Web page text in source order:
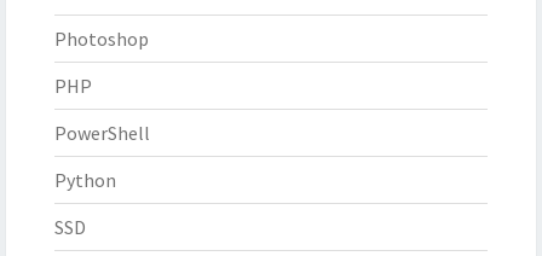
Photoshop
PHP
PowerShell
Python
SSD